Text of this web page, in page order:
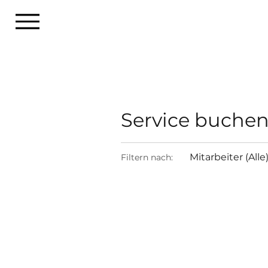
Service
Filtern nach: Mitarbeiter (Alle)